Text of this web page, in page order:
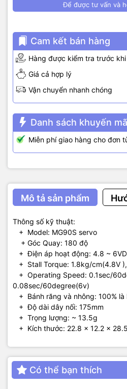
Để được tư vấn và
Cam kết bán hàng
Hàng được kiểm tra trước
Giá cả hợp lý
Vận chuyển nhanh chóng
Danh sách khuyến
Miễn phí giao hàng cho đơn
Mô tả sản phẩm
Thông số kỹ thuật:
+ Model: MG90S servo
+ Góc Quay: 180 độ
+ Điện áp hoạt động: 4.8 ~
+ Stall Torque: 1.8kg/cm(4.8V
+ Operating Speed: 0.1sec/
0.08sec/60degree(6v)
+ Bánh răng và nhông: 100% là
+ Độ dài dây nối: 175mm
+ Trọng lượng: ~ 13.5g
+ Kích thước: 22.8 x 12.2 x
Có thể bạn thích